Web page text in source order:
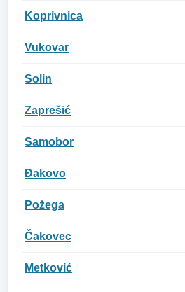
Koprivnica
Vukovar
Solin
Zaprešić
Samobor
Đakovo
Požega
Čakovec
Metković